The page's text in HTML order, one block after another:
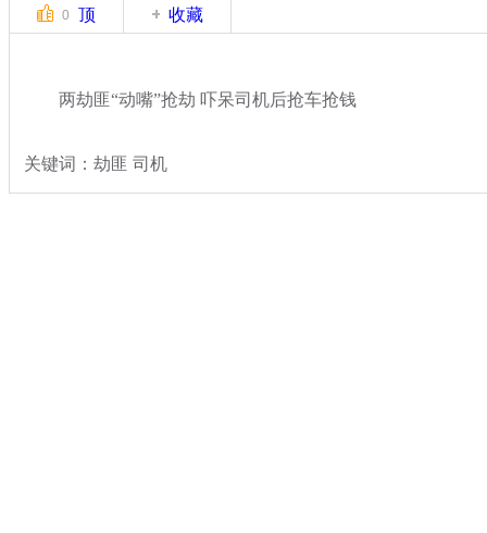
0 顶 收藏
两劫匪“动嘴”抢劫 吓呆司机后抢车抢钱
关键词：劫匪 司机